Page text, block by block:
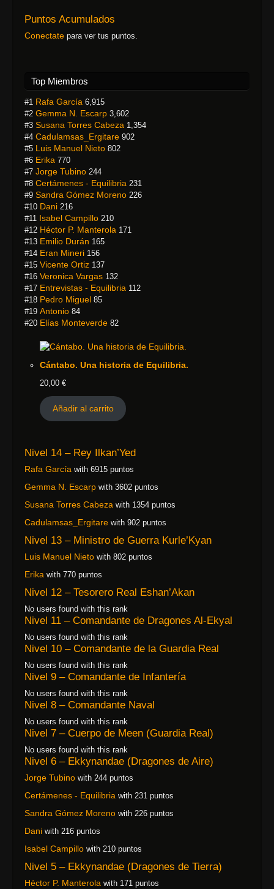
Puntos Acumulados
Conectate para ver tus puntos.
Top Miembros
#1 Rafa García 6,915
#2 Gemma N. Escarp 3,602
#3 Susana Torres Cabeza 1,354
#4 Cadulamsas_Ergitare 902
#5 Luis Manuel Nieto 802
#6 Erika 770
#7 Jorge Tubino 244
#8 Certámenes - Equilibria 231
#9 Sandra Gómez Moreno 226
#10 Dani 216
#11 Isabel Campillo 210
#12 Héctor P. Manterola 171
#13 Emilio Durán 165
#14 Eran Mineri 156
#15 Vicente Ortiz 137
#16 Veronica Vargas 132
#17 Entrevistas - Equilibria 112
#18 Pedro Miguel 85
#19 Antonio 84
#20 Elías Monteverde 82
Cántabo. Una historia de Equilibria.
20,00 €
Añadir al carrito
Nivel 14 – Rey Ilkan’Yed
Rafa García with 6915 puntos
Gemma N. Escarp with 3602 puntos
Susana Torres Cabeza with 1354 puntos
Cadulamsas_Ergitare with 902 puntos
Nivel 13 – Ministro de Guerra Kurle’Kyan
Luis Manuel Nieto with 802 puntos
Erika with 770 puntos
Nivel 12 – Tesorero Real Eshan’Akan
No users found with this rank
Nivel 11 – Comandante de Dragones Al-Ekyal
No users found with this rank
Nivel 10 – Comandante de la Guardia Real
No users found with this rank
Nivel 9 – Comandante de Infantería
No users found with this rank
Nivel 8 – Comandante Naval
No users found with this rank
Nivel 7 – Cuerpo de Meen (Guardia Real)
No users found with this rank
Nivel 6 – Ekkynandae (Dragones de Aire)
Jorge Tubino with 244 puntos
Certámenes - Equilibria with 231 puntos
Sandra Gómez Moreno with 226 puntos
Dani with 216 puntos
Isabel Campillo with 210 puntos
Nivel 5 – Ekkynandae (Dragones de Tierra)
Héctor P. Manterola with 171 puntos